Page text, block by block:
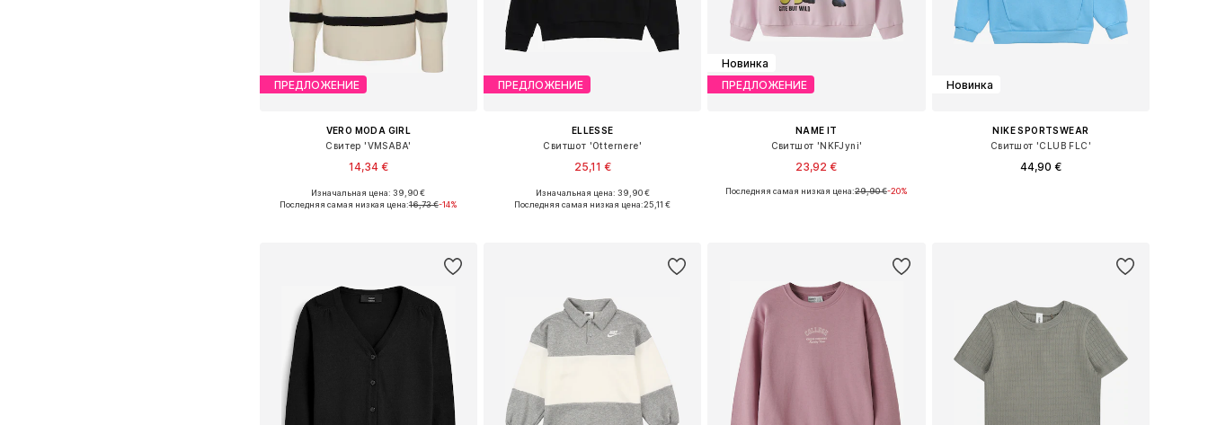
ПРЕДЛОЖЕНИЕ
VERO MODA GIRL
Свитер 'VMSABA'
14,34 €
Изначальная цена: 39,90 €
Последняя самая низкая цена:16,73 €-14%
ПРЕДЛОЖЕНИЕ
ELLESSE
Свитшот 'Otternere'
25,11 €
Изначальная цена: 39,90 €
Последняя самая низкая цена:25,11 €
Новинка
ПРЕДЛОЖЕНИЕ
NAME IT
Свитшот 'NKFJyni'
23,92 €
Доступно множество размеров
Последняя самая низкая цена:29,90 €-20%
Новинка
NIKE SPORTSWEAR
Свитшот 'CLUB FLC'
44,90 €